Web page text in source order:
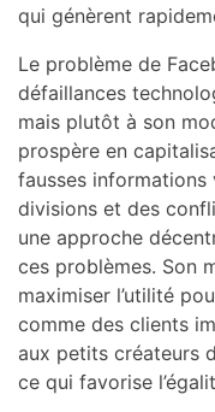
qui génèrent
Le problème de
défaillances
mais plutôt à son
prospère en
fausses informations
divisions et des
une approche
ces problèmes. Son
maximiser l’utilité
comme des clients
aux petits créateurs
ce qui favorise